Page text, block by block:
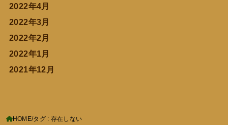
2022年4月
2022年3月
2022年2月
2022年1月
2021年12月
HOME タグ : 存在しない